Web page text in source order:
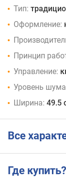
Тип:
Оформление:
Принцип
Управление:
Уровень
Ширина: 49.5
Все
Где купить?